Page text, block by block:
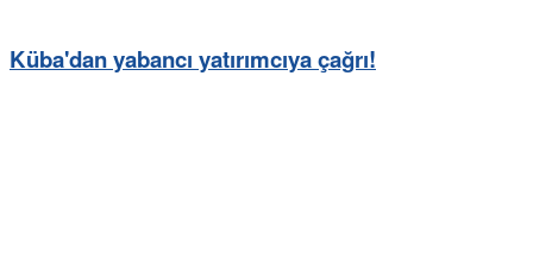
Küba'dan yabancı yatırımcıya çağrı!